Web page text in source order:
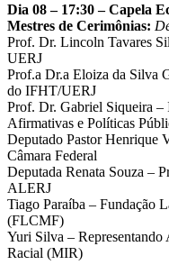
Dia 08 – 17:30 – Capela
Mestres de Cerimônias:
Prof. Dr. Lincoln Tavares
UERJ
Prof.a Dr.a Eloiza da Silva
do IFHT/UERJ
Prof. Dr. Gabriel Siqueira –
Afirmativas e Políticas
Deputado Pastor Henrique
Câmara Federal
Deputada Renata Souza –
ALERJ
Tiago Paraíba – Fundação
(FLCMF)
Yuri Silva –
Racial (MIR)